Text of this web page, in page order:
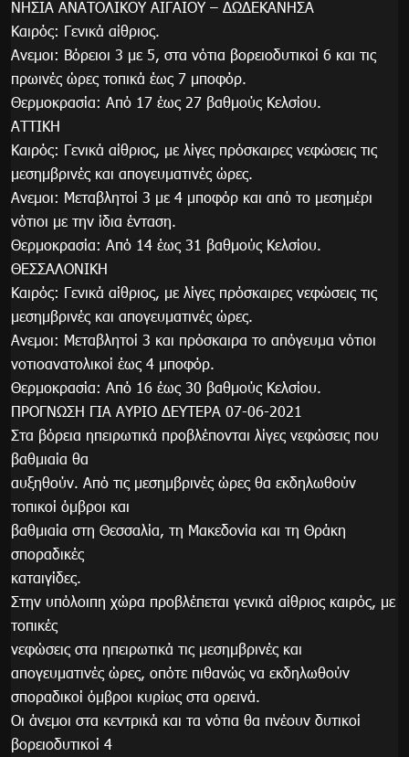
ΝΗΣΙΑ ΑΝΑΤΟΛΙΚΟΥ ΑΙΓΑΙΟΥ – ΔΩΔΕΚΑΝΗΣΑ
Καιρός: Γενικά αίθριος.
Ανεμοι: Βόρειοι 3 με 5, στα νότια βορειοδυτικοί 6 και τις
πρωινές ώρες τοπικά έως 7 μποφόρ.
Θερμοκρασία: Από 17 έως 27 βαθμούς Κελσίου.
ΑΤΤΙΚΗ
Καιρός: Γενικά αίθριος, με λίγες πρόσκαιρες νεφώσεις τις
μεσημβρινές και απογευματινές ώρες.
Ανεμοι: Μεταβλητοί 3 με 4 μποφόρ και από το μεσημέρι
νότιοι με την ίδια ένταση.
Θερμοκρασία: Από 14 έως 31 βαθμούς Κελσίου.
ΘΕΣΣΑΛΟΝΙΚΗ
Καιρός: Γενικά αίθριος, με λίγες πρόσκαιρες νεφώσεις τις
μεσημβρινές και απογευματινές ώρες.
Ανεμοι: Μεταβλητοί 3 και πρόσκαιρα το απόγευμα νότιοι
νοτιοανατολικοί έως 4 μποφόρ.
Θερμοκρασία: Από 16 έως 30 βαθμούς Κελσίου.
ΠΡΟΓΝΩΣΗ ΓΙΑ ΑΥΡΙΟ ΔΕΥΤΕΡΑ 07-06-2021
Στα βόρεια ηπειρωτικά προβλέπονται λίγες νεφώσεις που
βαθμιαία θα
αυξηθούν. Από τις μεσημβρινές ώρες θα εκδηλωθούν
τοπικοί όμβροι και
βαθμιαία στη Θεσσαλία, τη Μακεδονία και τη Θράκη
σποραδικές
καταιγίδες.
Στην υπόλοιπη χώρα προβλέπεται γενικά αίθριος καιρός, με
τοπικές
νεφώσεις στα ηπειρωτικά τις μεσημβρινές και
απογευματινές ώρες, οπότε πιθανώς να εκδηλωθούν
σποραδικοί όμβροι κυρίως στα ορεινά.
Οι άνεμοι στα κεντρικά και τα νότια θα πνέουν δυτικοί
βορειοδυτικοί 4